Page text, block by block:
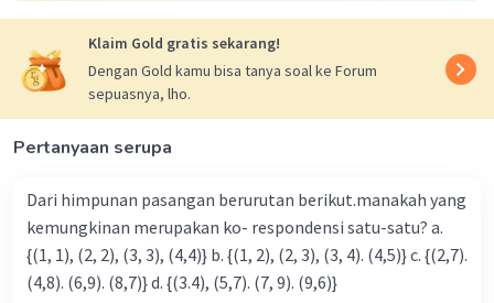
Klaim Gold gratis sekarang!
Dengan Gold kamu bisa tanya soal ke Forum
sepuasnya, lho.
Pertanyaan serupa
Dari himpunan pasangan berurutan berikut.manakah yang
kemungkinan merupakan ko- respondensi satu-satu? a.
{(1, 1), (2, 2), (3, 3), (4,4)} b. {(1, 2), (2, 3), (3, 4). (4,5)} c. {(2,7).
(4,8). (6,9). (8,7)} d. {(3.4), (5,7). (7, 9). (9,6)}